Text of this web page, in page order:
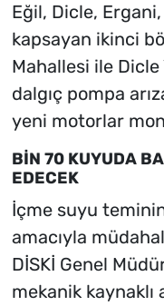
Eğil, Dicle,
kapsayan ikinci
Mahallesi ile Dicle
dalgıç pompa
yeni motorlar
BİN 70 KUYUDA
EDECEK
İçme suyu
amacıyla
DİSKİ Genel
mekanik kaynaklı